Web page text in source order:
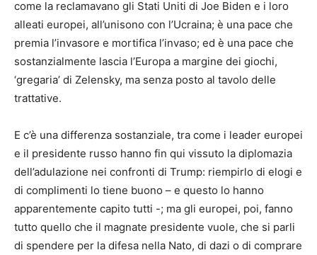
come la reclamavano gli Stati Uniti di Joe Biden e i loro
alleati europei, all’unisono con l’Ucraina; è una pace che
premia l’invasore e mortifica l’invaso; ed è una pace che
sostanzialmente lascia l’Europa a margine dei giochi,
‘gregaria’ di Zelensky, ma senza posto al tavolo delle
trattative.
E c’è una differenza sostanziale, tra come i leader europei
e il presidente russo hanno fin qui vissuto la diplomazia
dell’adulazione nei confronti di Trump: riempirlo di elogi e
di complimenti lo tiene buono – e questo lo hanno
apparentemente capito tutti -; ma gli europei, poi, fanno
tutto quello che il magnate presidente vuole, che si parli
di spendere per la difesa nella Nato, di dazi o di comprare